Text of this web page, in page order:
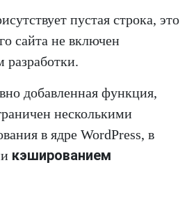
пустая строка, это
сайта не включен
добавленная функция,
несколькими
в ядре WordPress, в
кэшированием